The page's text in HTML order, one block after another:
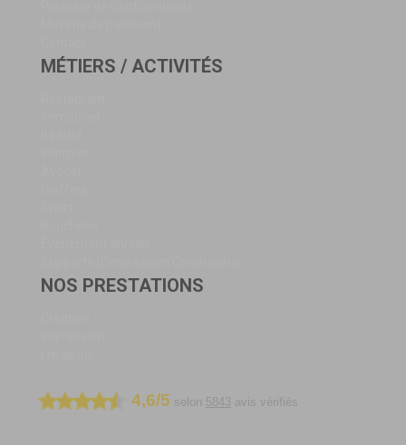
MÉTIERS / ACTIVITÉS
NOS PRESTATIONS
4,6/5 selon 5843 avis vérifiés